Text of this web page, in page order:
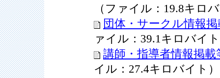
（ファイル：19.8キロ
団体・サークル情報
ァイル：39.1キロバイ
講師・指導者情報掲
イル：27.4キロバイト）